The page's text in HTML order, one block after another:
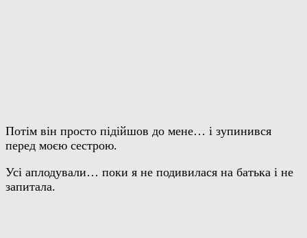
Потім він просто підійшов до мене… і зупинився
перед моєю сестрою.
Усі аплодували… поки я не подивилася на батька і не
запитала.